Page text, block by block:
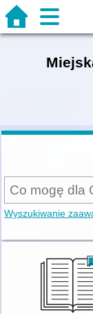
Wyszukiwanie